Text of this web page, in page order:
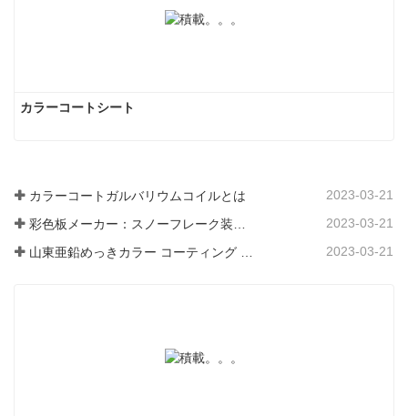
カラーコートシート
カラーコートガルバリウムコイルとは 2023-03-21
2023-03-21
山東亜鉛めっきカラー コーティング シート メーカーは、そのソフトウェアについて説明します。 2023-03-21